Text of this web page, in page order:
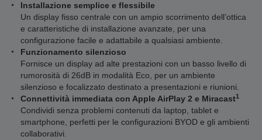
Installazione semplice e flessibile
Un display fisso centrale con un ampio scorrimento dell’ottica
e caratteristiche di installazione avanzate, per una
configurazione facile e adattabile a qualsiasi ambiente.
Funzionamento silenzioso
Fornisce un display ad alte prestazioni con un basso livello di
rumorosità di 26dB in modalità Eco, per un ambiente
silenzioso e focalizzato destinato a presentazioni e riunioni.
Connettività immediata con Apple AirPlay 2 e Miracast1
Condividi senza problemi contenuti da laptop, tablet e
smartphone, perfetti per le configurazioni BYOD e gli ambienti
collaborativi.